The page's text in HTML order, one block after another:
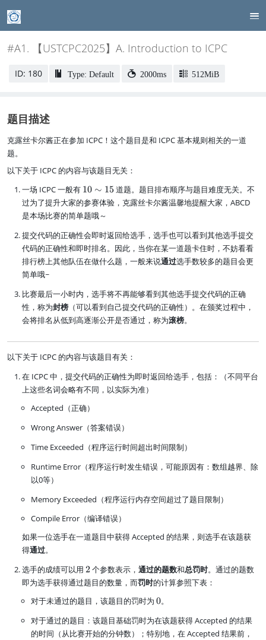
#A1. 【USTCPC2025】A. Introduction to ICPC
ID: 180 Type: Default 2000ms 512MiB
题目描述
克露丝卡尔酱正在参加 ICPC！这个题目是和 ICPC 基本规则相关的一道
题。
以下关于 ICPC 的内容与该题目无关：
一场 ICPC 一般有 1
0
\
si
m
1
5
10 ∼ 15道题。题目排布顺序与题目难度无关。不
过为了提升大家的参赛体验，克露丝卡尔酱温馨地提醒大家，ABCD
是本场比赛的简单题哦～
提交代码的正确性会即时返回给选手，选手也可以看到其他选手提交
代码的正确性和即时排名。因此，当你在某一道题卡住时，不妨看看
排行榜上其他队伍在做什么题，一般来说通过选手数较多的题目会更
简单哦~
比赛最后一小时内，选手将不再能够看到其他选手提交代码的正确
性，称为封榜（可以看到自己提交代码的正确性）。在颁奖过程中，
会将排名从低到高逐渐公开是否通过，称为滚榜。
以下关于 ICPC 的内容与该题目有关：
在 ICPC 中，提交代码的正确性为即时返回给选手，包括：（不同平台
上这些名词会略有不同，以实际为准）
Accepted（正确）
Wrong Answer（答案错误）
Time Exceeded（程序运行时间超出时间限制）
Runtime Error（程序运行时发生错误，可能原因有：数组越界、除
以0等）
Memory Exceeded（程序运行内存空间超过了题目限制）
Compile Error（编译错误）
如果一位选手在一道题目中获得 Accepted 的结果，则选手在该题获
得通过。
选手的成绩可以用 2
2个参数表示， 通过的题数和总罚时。通过的题数
即为选手获得通过题目的数量，而罚时的计算参照下表：
对于未通过的题目，该题目的罚时为0
0。
对于通过的题目：该题目基础罚时为在该题获得 Accepted 的结果
的时间（从比赛开始的分钟数）；特别地，在 Accepted 结果前，